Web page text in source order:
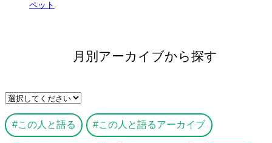
ペット
月別アーカイブから探す
この人と語る この人と語るアーカイブ